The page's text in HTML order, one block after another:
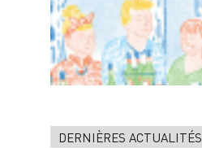
DERNIÈRES ACTUALITÉS